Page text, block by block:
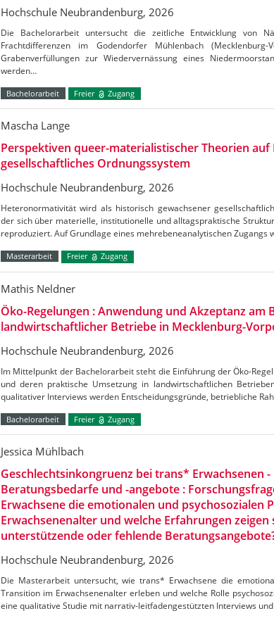
Hochschule Neubrandenburg, 2026
Die Bachelorarbeit untersucht die zeitliche Entwicklung von
Frachtdifferenzen im Godendorfer Mühlenbach
Grabenverfüllungen zur Wiedervernässung eines
werden…
Bachelorarbeit Freier Zugang
Mascha Lange
Perspektiven queer-materialistischer Theorien
gesellschaftliches Ordnungssystem
Hochschule Neubrandenburg, 2026
Heteronormativität wird als historisch gewachsener
der sich über materielle, institutionelle und alltagspraktische
reproduziert. Auf Grundlage eines mehrebeneanalytischen Zugangs
Masterarbeit Freier Zugang
Mathis Neldner
Öko-Regelungen : Anwendung und Akzeptanz am
landwirtschaftlicher Betriebe in Mecklenburg-
Hochschule Neubrandenburg, 2026
Im Mittelpunkt der Bachelorarbeit steht die Einführung der Öko-
und deren praktische Umsetzung in landwirtschaftlichen
qualitativer Interviews werden Entscheidungsgründe, betriebliche
Bachelorarbeit Freier Zugang
Jessica Mühlbach
Geschlechtsinkongruenz bei trans* Erwachsenen -
Beratungsbedarfe und -angebote :
Erwachsene die emotionalen und psychosozialen
Erwachsenenalter und welche Erfahrungen
unterstützende oder fehlende
Hochschule Neubrandenburg, 2026
Die Masterarbeit untersucht, wie trans* Erwachsene die
Transition im Erwachsenenalter erleben und welche Rolle
eine qualitative Studie mit narrativ-leitfadengestützten Interviews